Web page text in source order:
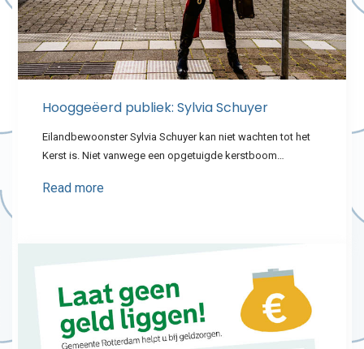
Hooggeëerd publiek: Sylvia Schuyer
Eilandbewoonster Sylvia Schuyer kan niet wachten tot het
Kerst is. Niet vanwege een opgetuigde kerstboom…
Read more